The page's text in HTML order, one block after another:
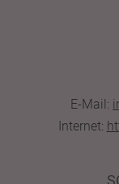
E-Mail:
Internet: